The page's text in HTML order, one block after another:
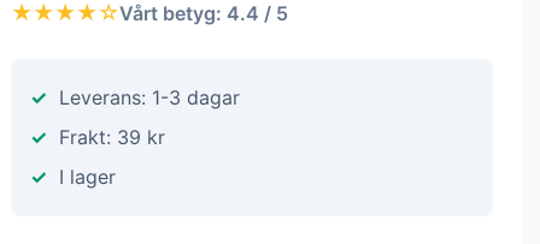
★★★★☆Vårt betyg: 4.4 / 5
Leverans: 1-3 dagar
Frakt: 39 kr
I lager